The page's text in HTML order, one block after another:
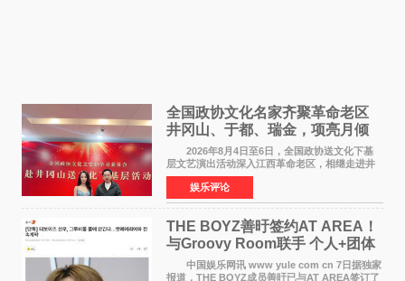
全国政协文化名家齐聚革命老区
井冈山、于都、瑞金，项亮月倾
情献唱《桃花谣》致敬红色沃土
2026年8月4日至6日，全国政协送文化下基
层文艺演出活动深入江西革命老区，相继走进井
冈山、于都长征出发地、瑞金三地。由全国政协
文化文史和学习委员会副主任、甘肃省政协原主
席欧阳坚率团，一
娱乐评论
THE BOYZ善旴签约AT AREA！
与Groovy Room联手 个人+团体
活动并行
中国娱乐网讯 www yule com cn 7日据独家
报道，THE BOYZ成员善旴已与AT AREA签订了